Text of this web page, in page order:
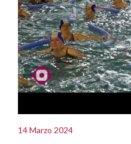
14 Marzo 2024